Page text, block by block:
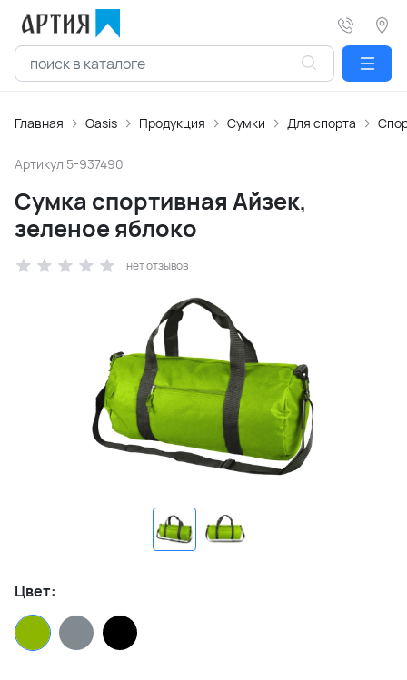
Главная Oasis Продукция Сумки Для спорта
Артикул 5-937490
Сумка спортивная Айзек,
зеленое яблоко
нет отзывов
Цвет: